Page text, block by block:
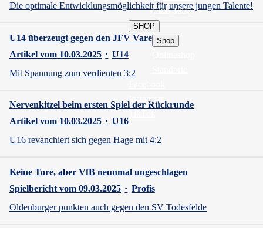
Club 1897
SHOP
Shop
Die optimale Entwicklungsmöglichkeit für unsere jungen Talente!
U14 überzeugt gegen den JFV Varel!
Artikel vom 10.03.2025 · U14
Mit Spannung zum verdienten 3:2
Nervenkitzel beim ersten Spiel der Rückrunde
Artikel vom 10.03.2025 · U16
U16 revanchiert sich gegen Hage mit 4:2
Keine Tore, aber VfB neunmal ungeschlagen
Spielbericht vom 09.03.2025 · Profis
Oldenburger punkten auch gegen den SV Todesfelde